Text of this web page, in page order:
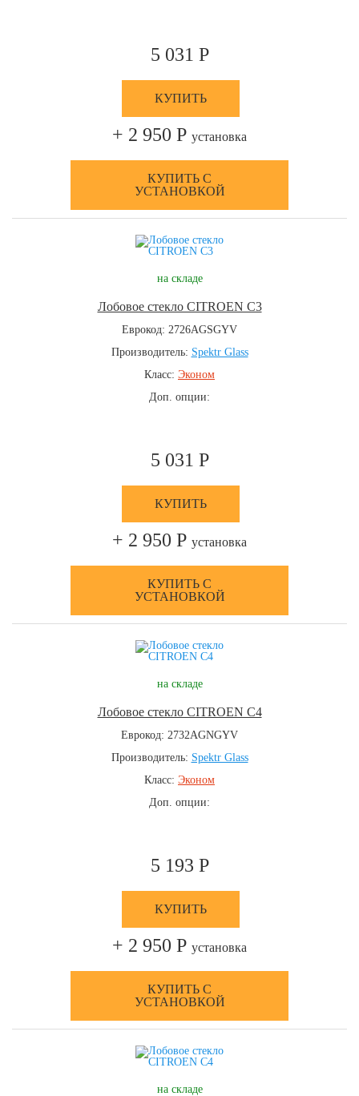
5 031 Р
КУПИТЬ
+ 2 950 Р установка
КУПИТЬ С
УСТАНОВКОЙ
на складе
Лобовое стекло CITROEN C3
Еврокод: 2726AGSGYV
Производитель: Spektr Glass
Класс: Эконом
Доп. опции:
5 031 Р
КУПИТЬ
+ 2 950 Р установка
КУПИТЬ С
УСТАНОВКОЙ
на складе
Лобовое стекло CITROEN C4
Еврокод: 2732AGNGYV
Производитель: Spektr Glass
Класс: Эконом
Доп. опции:
5 193 Р
КУПИТЬ
+ 2 950 Р установка
КУПИТЬ С
УСТАНОВКОЙ
на складе